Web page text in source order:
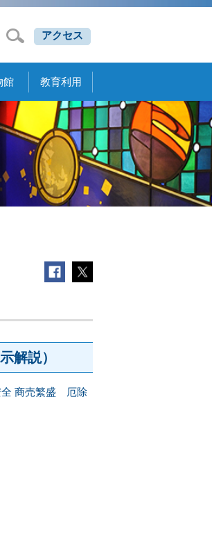
アクセス
館 教育利用
解説）
全 商売繁盛 厄除